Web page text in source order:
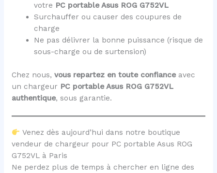
votre PC portable Asus ROG G752VL
Surchauffer ou causer des coupures de
charge
Ne pas délivrer la bonne puissance (risque de
sous-charge ou de surtension)
Chez nous, vous repartez en toute confianceavec
un chargeur PC portable Asus ROG G752VL
authentique, sous garantie.
Venez dès aujourd’hui dans notre boutique
vendeur de chargeur pour PC portable Asus ROG
G752VL à Paris
Ne perdez plus de temps à chercher en ligne des